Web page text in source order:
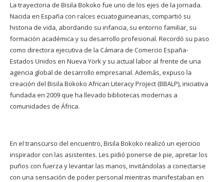
La trayectoria de Bisila Bokoko fue uno de los ejes de la jornada.
Nacida en España con raíces ecuatoguineanas, compartió su
historia de vida, abordando su infancia, su entorno familiar, su
formación académica y su desarrollo profesional. Recordó su paso
como directora ejecutiva de la Cámara de Comercio España-
Estados Unidos en Nueva York y su actual labor al frente de una
agencia global de desarrollo empresarial. Además, expuso la
creación del Bisila Bokoko African Literacy Project (BBALP), iniciativa
fundada en 2009 que ha llevado bibliotecas modernas a
comunidades de África.
En el transcurso del encuentro, Bisila Bokoko realizó un ejercicio
inspirador con las asistentes. Les pidió ponerse de pie, apretar los
puños con fuerza y levantar las manos, invitándolas a conectarse
con una sensación de poder personal mientras manifestaban en